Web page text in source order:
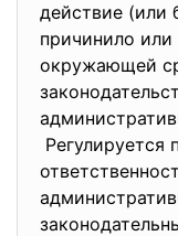
действие (или
причинило
окружающей
Регулируется